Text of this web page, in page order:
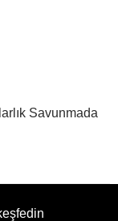
Savunmada